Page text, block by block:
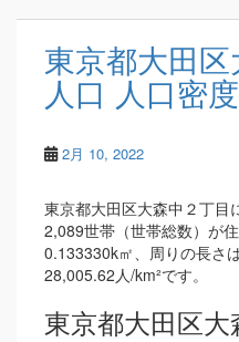
東京都大田
人口 人口密
2月 10, 2022
東京都大田区大森中２丁目
2,089世帯（世帯総数）が
0.133330k㎡、周りの長さ
28,005.62人/km²です。
東京都大田区